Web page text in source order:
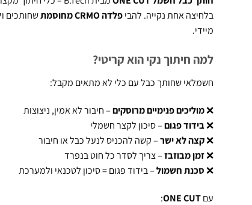
בלחיצה אחת נקייה. להביפלדה CRMO מחוסמת
שחותכים
מיידי.
למה חיתוך נקי הוא קריטי?
חשמלאי שחותך כבל עם כלי לא מתאים מקבל:
❌מוליכים פנימיים מרוסקים– חיבור לא אמין, ניצוצות
❌בידוד פגום– סיכון לקצר חשמלי
❌קצה לא ישר– קשה להכניס לנעל כבל או חיבור
❌זמן מבוזבז– צריך לסדר כל חוט בנפרד
❌סכנת חשמול– בידוד פגום = סיכון לטכנאי ולמערכת
עםONE CUT
: